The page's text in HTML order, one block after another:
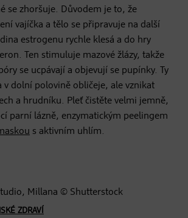
se zhoršuje. Důvodem je to, že
vajíčka a tělo se připravuje na další
estrogenu rychle klesá a do hry
Ten stimuluje mazové žlázy, takže
se ucpávají a objevují se pupínky. Ty
v dolní polovině obličeje, ale vznikat
a hrudníku. Pleť čistěte velmi jemně,
parní lázně, enzymatickým peelingem
s aktivním uhlím.
Millana © Shutterstock
ZDRAVÍ